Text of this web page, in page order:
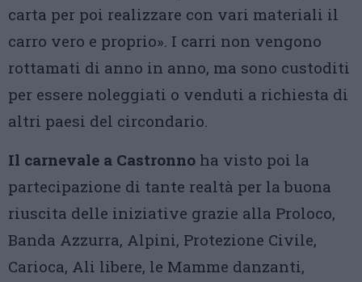
carta per poi realizzare con vari materiali il
carro vero e proprio». I carri non vengono
rottamati di anno in anno, ma sono custoditi
per essere noleggiati o venduti a richiesta di
altri paesi del circondario.
Il carnevale a Castronno ha visto poi la
partecipazione di tante realtà per la buona
riuscita delle iniziative grazie alla Proloco,
Banda Azzurra, Alpini, Protezione Civile,
Carioca, Ali libere, le Mamme danzanti,